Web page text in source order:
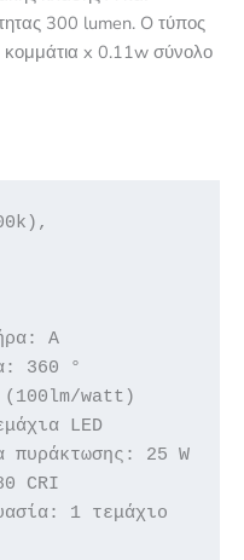
300 lumen. O τύπος
κομμάτια x 0.11w σύνολο
A
360 °
(100lm/watt)
LED
πυράκτωσης: 25 W
CRI
1 τεμάχιο